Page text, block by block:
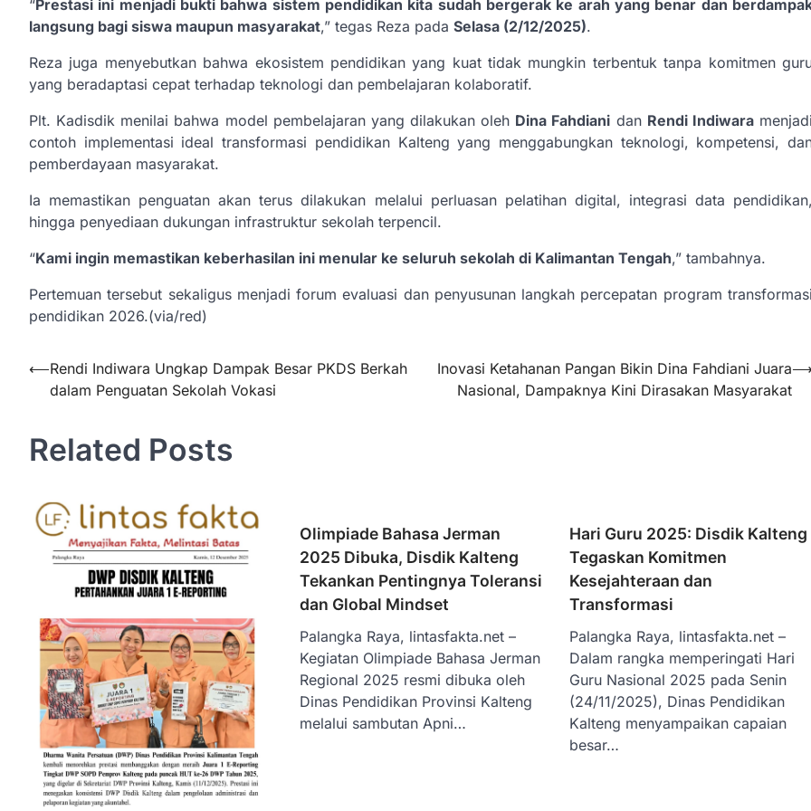
“Prestasi ini menjadi bukti bahwa sistem pendidikan kita sudah bergerak ke arah yang benar dan
langsung bagi siswa maupun masyarakat,” tegas Reza pada Selasa (2/12/2025).
Reza juga menyebutkan bahwa ekosistem pendidikan yang kuat tidak mungkin terbentuk tanpa komitmen
yang beradaptasi cepat terhadap teknologi dan pembelajaran kolaboratif.
Plt. Kadisdik menilai bahwa model pembelajaran yang dilakukan oleh Dina Fahdiani dan Rendi Indiwaramenjadi
contoh implementasi ideal transformasi pendidikan Kalteng yang menggabungkan teknologi, kompetensi,
pemberdayaan masyarakat.
Ia memastikan penguatan akan terus dilakukan melalui perluasan pelatihan digital, integrasi data pendidikan,
hingga penyediaan dukungan infrastruktur sekolah terpencil.
“Kami ingin memastikan keberhasilan ini menular ke seluruh sekolah di Kalimantan Tengah,” tambahnya.
Pertemuan tersebut sekaligus menjadi forum evaluasi dan penyusunan langkah percepatan program transformasi
pendidikan 2026.(via/red)
Navigasi
pos
⟵Rendi Indiwara Ungkap Dampak Besar PKDS Berkah
dalam Penguatan Sekolah Vokasi
Inovasi Ketahanan Pangan Bikin Dina Fahdiani Juara
Nasional, Dampaknya Kini Dirasakan Masyarakat
⟶
Related Posts
Olimpiade Bahasa Jerman
2025 Dibuka, Disdik Kalteng
Tekankan Pentingnya Toleransi
dan Global Mindset
Palangka Raya, lintasfakta.net –
Kegiatan Olimpiade Bahasa Jerman
Regional 2025 resmi dibuka oleh
Dinas Pendidikan Provinsi Kalteng
melalui sambutan Apni…
Hari Guru 2025: Disdik Kalteng
Tegaskan Komitmen
Kesejahteraan dan
Transformasi
Palangka Raya, lintasfakta.net –
Dalam rangka memperingati Hari
Guru Nasional 2025 pada Senin
(24/11/2025), Dinas Pendidikan
Kalteng menyampaikan capaian
besar…